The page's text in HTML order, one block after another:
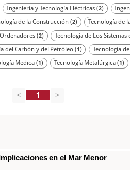
Ingeniería y Tecnología Eléctricas (2)
de la Construcción (2) Tecnología de
(2) Tecnología de Los Sistemas
del Carbón y del Petróleo (1) Tecnología
Medica (1) Tecnología Metalúrgica (1)
< >
en el Mar Menor